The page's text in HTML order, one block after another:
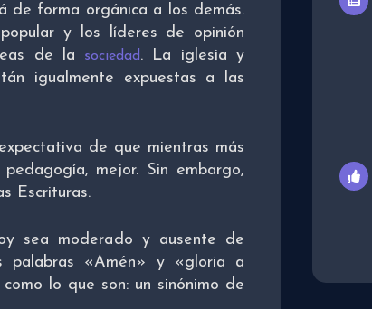
de forma orgánica a los demás.
y los líderes de opinión
de la
sociedad. La iglesia y
igualmente expuestas a las
de que mientras más
mejor. Sin embargo,
Escrituras.
sea moderado y ausente de
palabras «Amén» y «gloria a
lo que son: un sinónimo de